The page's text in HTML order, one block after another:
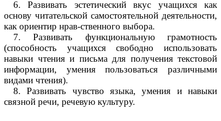
6. Развивать эстетический вкус учащихся как
основу читательской самостоятельной деятельности,
как ориентир нрав-ственного выбора.
7. Развивать функциональную грамотность
(способность учащихся свободно использовать
навыки чтения и письма для получения текстовой
информации, умения пользоваться различными
видами чтения).
8. Развивать чувство языка, умения и навыки
связной речи, речевую культуру.